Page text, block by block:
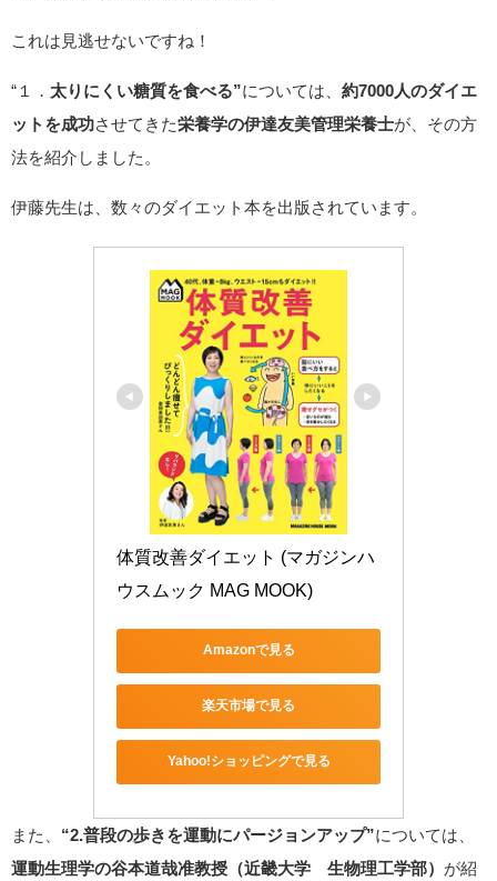
これは見逃せないですね！
“１． 太りにくい糖質を食べる”については、 約7000人のダイエ
ットを成功させてきた栄養学の伊達友美管理栄養士が、その方
法を紹介しました。
伊藤先生は、数々のダイエット本を出版されています。
体質改善ダイエット (マガジンハ
ウスムック MAG MOOK)
Amazonで見る
楽天市場で見る
Yahoo!ショッピングで見る
また、 “2.普段の歩きを運動にパージョンアップ”については、
運動生理学の谷本道哉准教授（近畿大学 生物理工学部） が紹